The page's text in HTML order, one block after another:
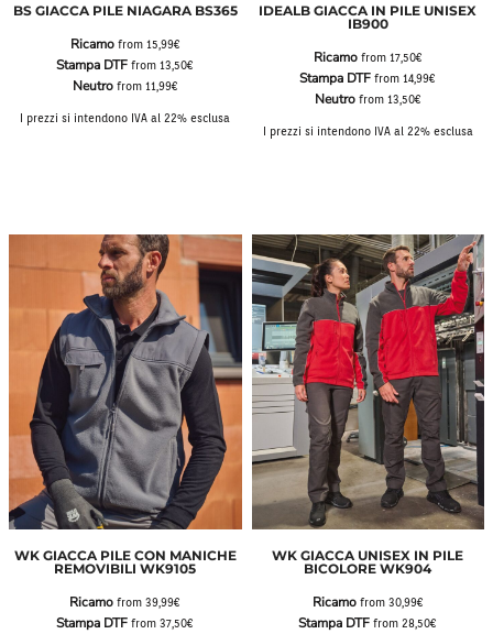
BS GIACCA PILE NIAGARA BS365
Ricamofrom 15,99€
Stampa DTF from13,50€
Neutrofrom 11,99€
I prezzi si intendono IVA al 22% esclusa
IDEALB GIACCA IN PILE UNISEX
IB900
Ricamofrom 17,50€
Stampa DTF from14,99€
Neutrofrom 13,50€
I prezzi si intendono IVA al 22% esclusa
WK GIACCA PILE CON MANICHE
REMOVIBILI WK9105
Ricamo from39,99€
Stampa DTF from37,50€
WK GIACCA UNISEX IN PILE
BICOLORE WK904
Ricamofrom 30,99€
Stampa DTF from28,50€